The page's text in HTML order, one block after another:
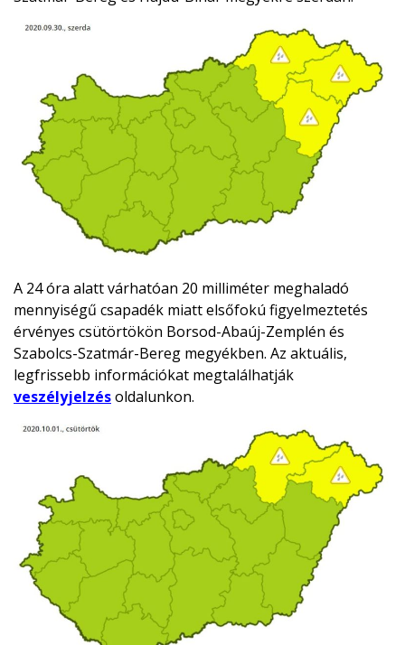
A 24 óra alatt várhatóan 20 milliméter meghaladó
mennyiségű csapadék miatt elsőfokú figyelmeztetés
érvényes csütörtökön Borsod-Abaúj-Zemplén és
Szabolcs-Szatmár-Bereg megyékben. Az aktuális,
legfrissebb információkat megtalálhatják
veszélyjelzésoldalunkon.